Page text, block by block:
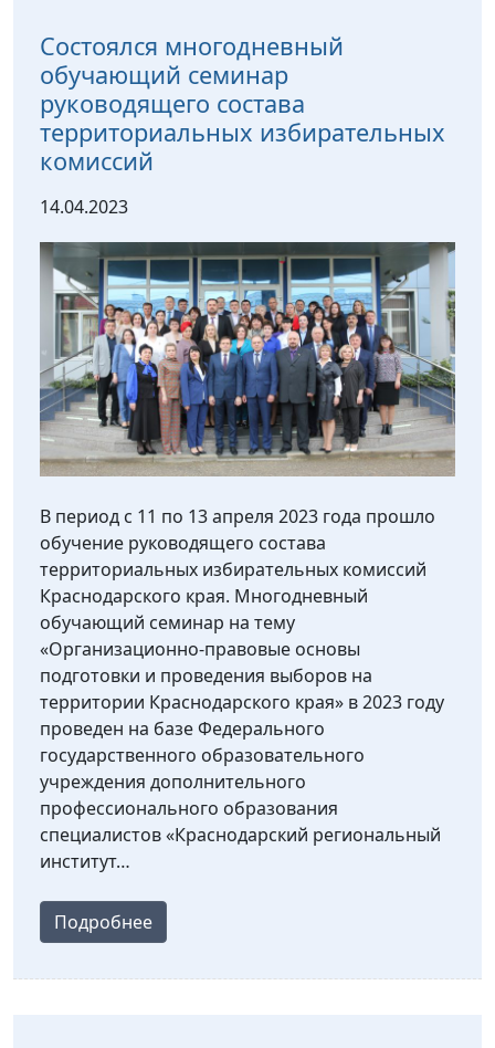
Состоялся многодневный
обучающий семинар
руководящего состава
территориальных избирательных
комиссий
14.04.2023
В период с 11 по 13 апреля 2023 года прошло
обучение руководящего состава
территориальных избирательных комиссий
Краснодарского края. Многодневный
обучающий семинар на тему
«Организационно-правовые основы
подготовки и проведения выборов на
территории Краснодарского края» в 2023 году
проведен на базе Федерального
государственного образовательного
учреждения дополнительного
профессионального образования
специалистов «Краснодарский региональный
институт…
Подробнее